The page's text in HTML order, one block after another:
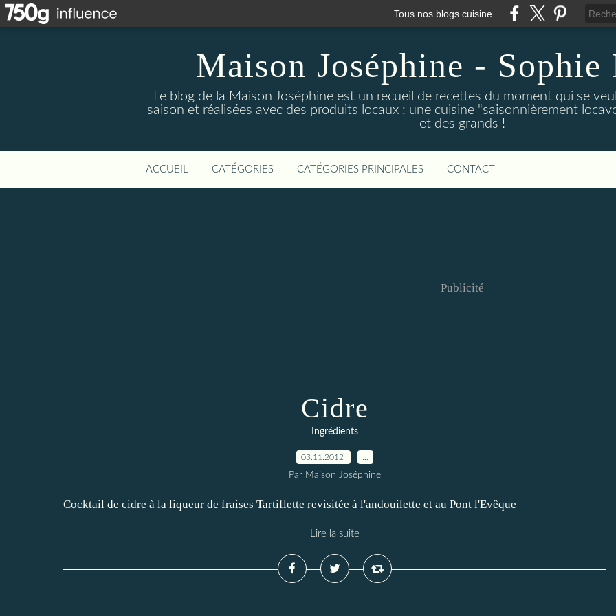
Tous nos blogs cuisine
Maison Joséphine - Sophie
Le blog de la Maison Joséphine est un recueil de recettes du moment qui se
saison et réalisées avec des produits locaux : une cuisine "saisonnièrement
et des grands !
ACCUEIL CATÉGORIES CATÉGORIES PRINCIPALES CONTACT
Publicité
Cidre
Ingrédients
03.11.2012
Par Maison Joséphine
Cocktail de cidre à la liqueur de fraises Tartiflette revisitée à l'andouilette et au Pont l'Evêque
Lire la suite